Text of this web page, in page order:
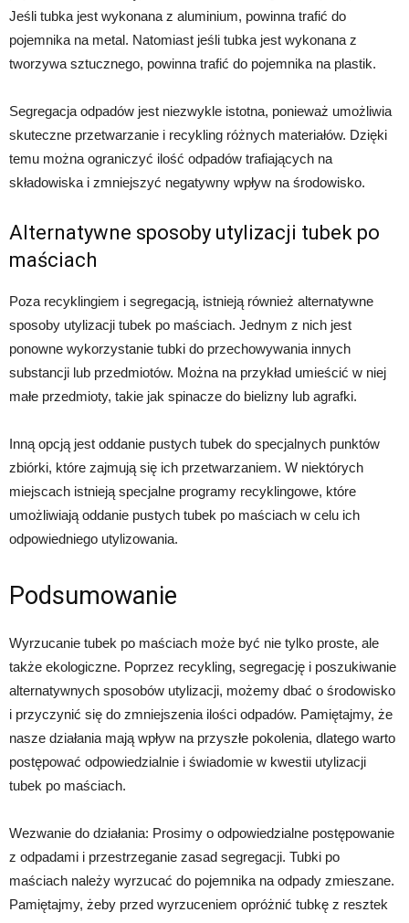
Jeśli tubka jest wykonana z aluminium, powinna trafić do
pojemnika na metal. Natomiast jeśli tubka jest wykonana z
tworzywa sztucznego, powinna trafić do pojemnika na plastik.
Segregacja odpadów jest niezwykle istotna, ponieważ umożliwia
skuteczne przetwarzanie i recykling różnych materiałów. Dzięki
temu można ograniczyć ilość odpadów trafiających na
składowiska i zmniejszyć negatywny wpływ na środowisko.
Alternatywne sposoby utylizacji tubek po
maściach
Poza recyklingiem i segregacją, istnieją również alternatywne
sposoby utylizacji tubek po maściach. Jednym z nich jest
ponowne wykorzystanie tubki do przechowywania innych
substancji lub przedmiotów. Można na przykład umieścić w niej
małe przedmioty, takie jak spinacze do bielizny lub agrafki.
Inną opcją jest oddanie pustych tubek do specjalnych punktów
zbiórki, które zajmują się ich przetwarzaniem. W niektórych
miejscach istnieją specjalne programy recyklingowe, które
umożliwiają oddanie pustych tubek po maściach w celu ich
odpowiedniego utylizowania.
Podsumowanie
Wyrzucanie tubek po maściach może być nie tylko proste, ale
także ekologiczne. Poprzez recykling, segregację i poszukiwanie
alternatywnych sposobów utylizacji, możemy dbać o środowisko
i przyczynić się do zmniejszenia ilości odpadów. Pamiętajmy, że
nasze działania mają wpływ na przyszłe pokolenia, dlatego warto
postępować odpowiedzialnie i świadomie w kwestii utylizacji
tubek po maściach.
Wezwanie do działania: Prosimy o odpowiedzialne postępowanie
z odpadami i przestrzeganie zasad segregacji. Tubki po
maściach należy wyrzucać do pojemnika na odpady zmieszane.
Pamiętajmy, żeby przed wyrzuceniem opróżnić tubkę z resztek